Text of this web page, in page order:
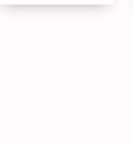
349,00 €. 279,20 €.